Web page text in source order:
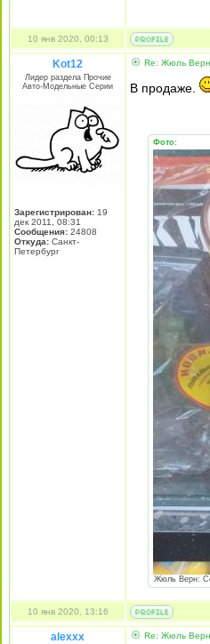
10 янв 2020, 00:13
Kot12
Лидер раздела Прочие
Авто-Модельные Серии
Зарегистрирован: 19
дек 2011, 08:31
Сообщения: 24808
Откуда: Санкт-
Петербург
Re: Жюль
В продаже.
Фото:
Жюль Верн:
10 янв 2020, 13:16
alexxx Re: Жюль